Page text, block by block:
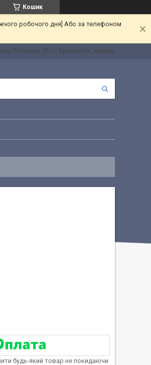
Кошик
робочого дня] Або за телефоном
Пугачева, 55/1, Кременчук, Україна
будь-який товар не покидаючи